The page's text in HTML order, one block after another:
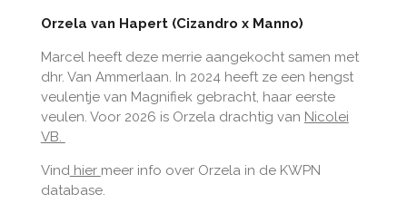
Orzela van Hapert (Cizandro x Manno)
Marcel heeft deze merrie aangekocht samen met
dhr. Van Ammerlaan. In 2024 heeft ze een hengst
veulentje van Magnifiek gebracht, haar eerste
veulen. Voor 2026 is Orzela drachtig van Nicolei
VB.
Vind hier meer info over Orzela in de KWPN
database.